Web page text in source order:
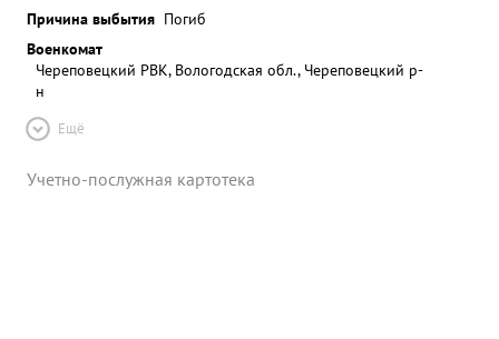
Причина выбытия Погиб
Военкомат
Череповецкий РВК, Вологодская обл., Череповецкий р-
н
Ещё
Учетно-послужная картотека